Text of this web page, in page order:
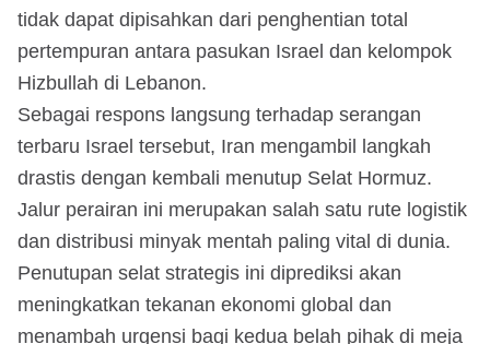
tidak dapat dipisahkan dari penghentian total
pertempuran antara pasukan Israel dan kelompok
Hizbullah di Lebanon.
Sebagai respons langsung terhadap serangan
terbaru Israel tersebut, Iran mengambil langkah
drastis dengan kembali menutup Selat Hormuz.
Jalur perairan ini merupakan salah satu rute logistik
dan distribusi minyak mentah paling vital di dunia.
Penutupan selat strategis ini diprediksi akan
meningkatkan tekanan ekonomi global dan
menambah urgensi bagi kedua belah pihak di meja